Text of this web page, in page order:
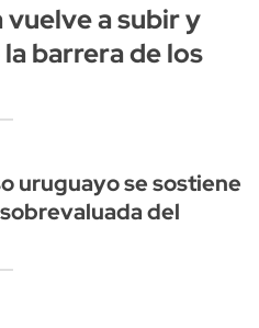
a subir y
barrera de los
uruguayo se sostiene
del